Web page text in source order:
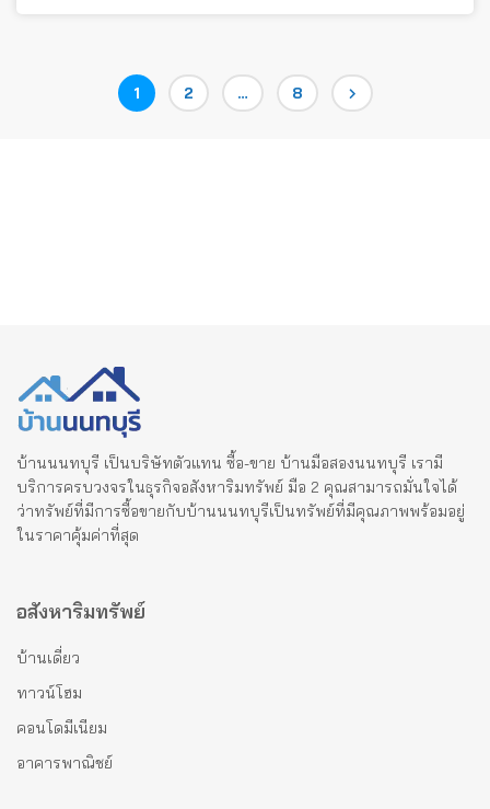
Page
1 Page
2 … Page
8
บ้านนนทบุรี เป็นบริษัทตัวแทน ซื้อ-ขาย บ้านมือสองนนทบุรี เรามี
บริการครบวงจรในธุรกิจอสังหาริมทรัพย์ มือ 2 คุณสามารถมั่นใจได้
ว่าทรัพย์ที่มีการซื้อขายกับบ้านนนทบุรีเป็นทรัพย์ที่มีคุณภาพพร้อมอยู่
ในราคาคุ้มค่าที่สุด
อสังหาริมทรัพย์
บ้านเดี่ยว
ทาวน์โฮม
คอนโดมีเนียม
อาคารพาณิชย์